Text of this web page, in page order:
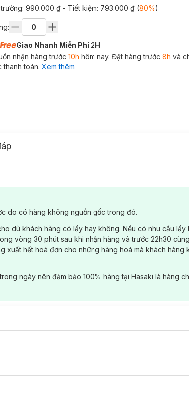
990.000 ₫ - Tiết kiệm: 793.000 ₫(80%)
Giao Nhanh Miễn Phí 2H
nhận hàng trước 10h hôm nay. Đặt hàng trước 8h và
thanh toán. Xem thêm
do có hàng không nguồn gốc trong đó.
dù khách hàng có lấy hay không. Nếu có nhu cầu lấy
vòng 30 phút sau khi nhận hàng và trước 22h30
xuất hết hoá đơn cho những hàng hoá mà khách hàng
ngày nên đảm bảo 100% hàng tại Hasaki là hàng